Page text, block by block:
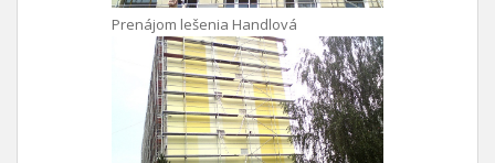
Prenájom lešenia Handlová